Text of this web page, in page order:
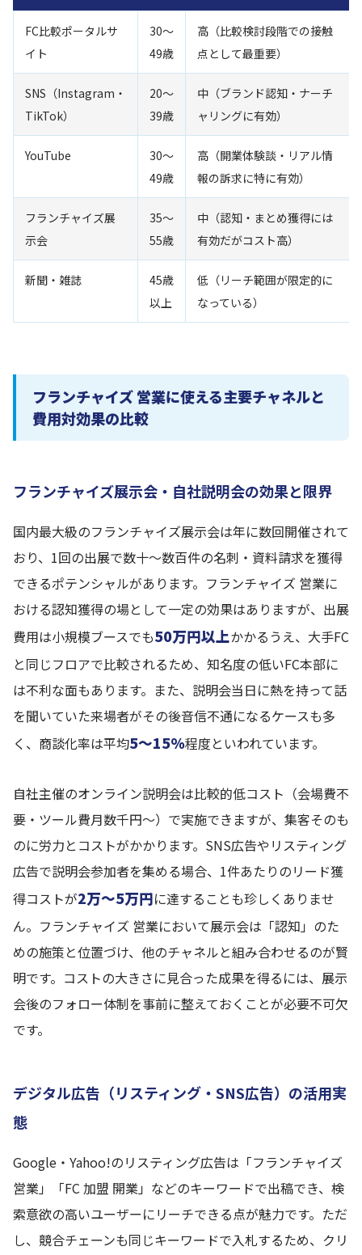
FC比較ポータルサ
イト
30〜
49歳
高（比較検討段階での接触
点として最重要）
SNS（Instagram・
TikTok）
20〜
39歳
中（ブランド認知・ナーチ
ャリングに有効）
YouTube
30〜
49歳
高（開業体験談・リアル情
報の訴求に特に有効）
フランチャイズ展
示会
35〜
55歳
中（認知・まとめ獲得には
有効だがコスト高）
新聞・雑誌
45歳
以上
低（リーチ範囲が限定的に
なっている）
フランチャイズ 営業に使える主要チャネルと
費用対効果の比較
フランチャイズ展示会・自社説明会の効果と限界
国内最大級のフランチャイズ展示会は年に数回開催されて
おり、1回の出展で数十〜数百件の名刺・資料請求を獲得
できるポテンシャルがあります。フランチャイズ 営業に
おける認知獲得の場として一定の効果はありますが、出展
費用は小規模ブースでも50万円以上かかるうえ、大手FC
と同じフロアで比較されるため、知名度の低いFC本部に
は不利な面もあります。また、説明会当日に熱を持って話
を聞いていた来場者がその後音信不通になるケースも多
く、商談化率は平均5〜15%程度といわれています。
自社主催のオンライン説明会は比較的低コスト（会場費不
要・ツール費月数千円〜）で実施できますが、集客そのも
のに労力とコストがかかります。SNS広告やリスティング
広告で説明会参加者を集める場合、1件あたりのリード獲
得コストが2万〜5万円に達することも珍しくありませ
ん。フランチャイズ 営業において展示会は「認知」のた
めの施策と位置づけ、他のチャネルと組み合わせるのが賢
明です。コストの大きさに見合った成果を得るには、展示
会後のフォロー体制を事前に整えておくことが必要不可欠
です。
デジタル広告（リスティング・SNS広告）の活用実
態
Google・Yahoo!のリスティング広告は「フランチャイズ
営業」「FC 加盟 開業」などのキーワードで出稿でき、検
索意欲の高いユーザーにリーチできる点が魅力です。ただ
し、競合チェーンも同じキーワードで入札するため、クリ